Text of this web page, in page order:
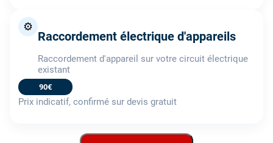
⚙️
Raccordement électrique d'appareils
Raccordement d'appareil sur votre circuit électrique
existant
90€
Prix indicatif, confirmé sur devis gratuit